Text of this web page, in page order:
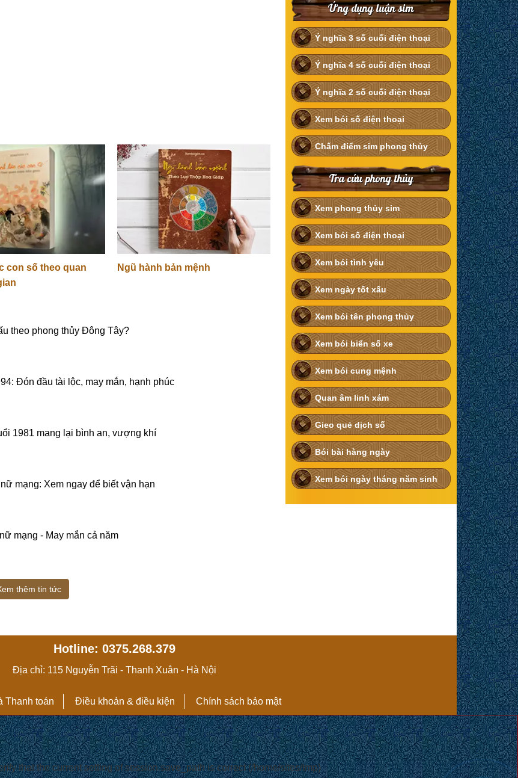
con số theo quan
Ngũ hành bản mệnh
theo phong thủy Đông Tây?
Đón đầu tài lộc, may mắn, hạnh phúc
1981 mang lại bình an, vượng khí
mạng: Xem ngay để biết vận hạn
mạng - May mắn cả năm
thêm tin tức
Ứng dụng luận sim
Ý nghĩa 3 số cuối điện thoại
Ý nghĩa 4 số cuối điện thoại
Ý nghĩa 2 số cuối điện thoại
Xem bói số điện thoại
Chấm điểm sim phong thủy
Tra cứu phong thủy
Xem phong thủy sim
Xem bói số điện thoại
Xem bói tình yêu
Xem ngày tốt xấu
Xem bói tên phong thủy
Xem bói biển số xe
Xem bói cung mệnh
Quan âm linh xám
Gieo quẻ dịch số
Bói bài hàng ngày
Xem bói ngày tháng năm sinh
Hotline: 0375.268.379
Địa chỉ: 115 Nguyễn Trãi - Thanh Xuân - Hà Nội
Thanh toán Điều khoản & điều kiện Chính sách bảo mật
that the current setting of session.save_path is correct (/home/sites/tmp)